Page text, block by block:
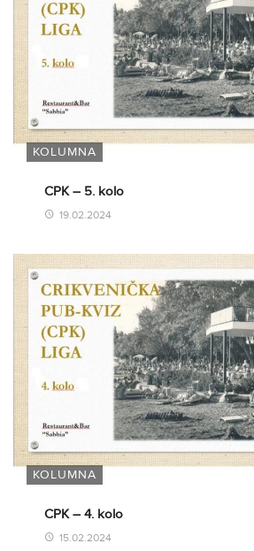
KOLUMNA
CPK – 5. kolo
19.02.2024
KOLUMNA
CPK – 4. kolo
15.02.2024